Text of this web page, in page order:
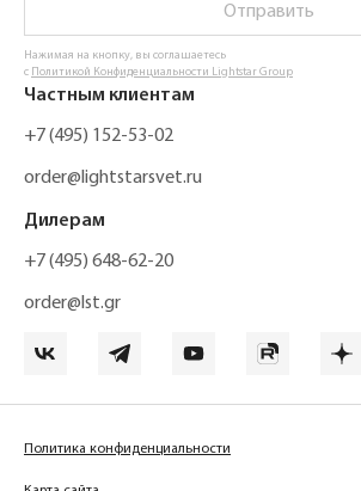
Отправить
Нажимая на кнопку, вы соглашаетесь
с Политикой Конфиденциальности Lightstar Group
Частным клиентам
+7 (495) 152-53-02
order@lightstarsvet.ru
Дилерам
+7 (495) 648-62-20
order@lst.gr
Политика конфиденциальности